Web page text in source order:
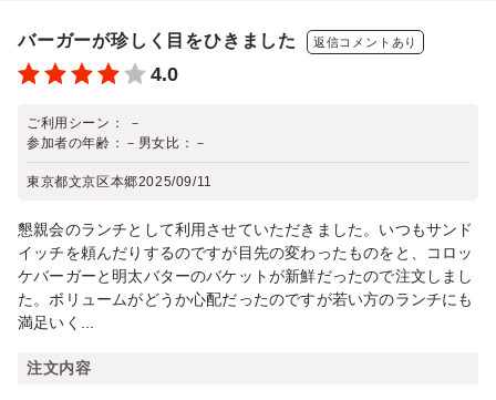
バーガーが珍しく目をひきました 返信コメントあり
4.0
ご利用シーン：
－
参加者の年齢： － 男女比： －
東京都文京区本郷2025/09/11
懇親会のランチとして利用させていただきました。いつもサンド
イッチを頼んだりするのですが目先の変わったものをと、コロッ
ケバーガーと明太バターのバケットが新鮮だったので注文しまし
た。ボリュームがどうか心配だったのですが若い方のランチにも
満足いく...
注文内容